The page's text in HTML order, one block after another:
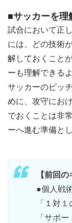
■サッカーを理
試合において正
には、どの技術
解しておくこと
ーも理解できる
サッカーのピッ
めに、攻守にお
でおくことは非
ーへ進む準備と
【前回
●個人戦
「１対
「サポ